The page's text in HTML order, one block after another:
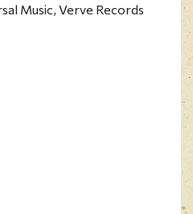
Music, Verve Records